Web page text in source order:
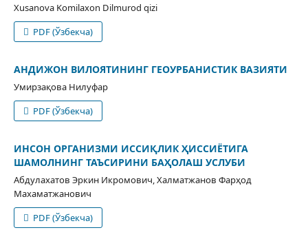
Xusanova Komilaxon Dilmurod qizi
PDF (Ўзбекча)
АНДИЖОН ВИЛОЯТИНИНГ ГЕОУРБАНИСТИК ВАЗИЯТИ
Умирзақова Нилуфар
PDF (Ўзбекча)
ИНСОН ОРГАНИЗМИ ИССИҚЛИК ҲИССИЁТИГА
ШАМОЛНИНГ ТАЪСИРИНИ БАҲОЛАШ УСЛУБИ
Абдулахатов Эркин Икромович, Халматжанов Фарҳод
Махаматжанович
PDF (Ўзбекча)